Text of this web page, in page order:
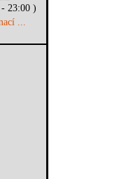
23:00 )
...